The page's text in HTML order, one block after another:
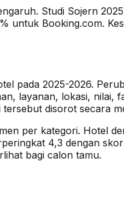
Studi Sojern
untuk Booking.com.
pada 2025-2026.
layanan, lokasi, nilai,
disorot secara
per kategori. Hotel
4,3 dengan
bagi calon tamu.